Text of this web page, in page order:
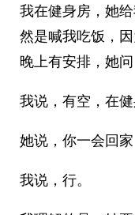
我在健身房，她
然是喊我吃饭，
晚上有安排，她
我说，有空，在健
她说，你一会回
我说，行。